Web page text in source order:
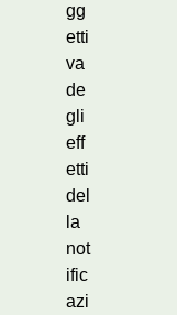
gg
etti
va
de
gli
eff
etti
del
la
not
ific
azi